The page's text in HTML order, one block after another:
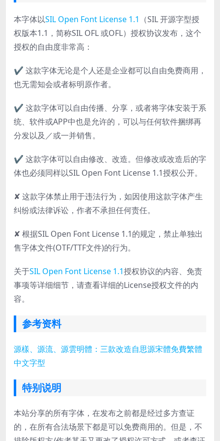
本字体以SIL Open Font License 1.1 （SIL 开源字型授
权版本1.1，简称SIL OFL 或OFL）授权协议发布，这个
授权的自由度非常高：
✔ 这款字体无论是个人还是企业都可以自由免费商用，
也无需知会或者标明原作者。
✔ 这款字体可以自由传播、分享，或者将字体安装于系
统、软件或APP中也是允许的，可以与任何软件捆绑再
分发以及／或一并销售。
✔ 这款字体可以自由修改、改造。但修改或改造后的字
体也必须同样以SIL Open Font License 1.1授权公开。
✘ 这款字体禁止用于违法行为，如因使用这款字体产生
纠纷或法律诉讼，作者不承担任何责任。
✘ 根据SIL Open Font License 1.1的规定，禁止单独出
售字体文件(OTF/TTF文件)的行为。
关于SIL Open Font License 1.1授权协议的内容、免责
事项等详细细节，请查看详细的License授权文件的内
容。
参考资料
源樣、源流、源雲明體：三款改造自思源宋體免費繁體
中文字型
特别说明
本站分享的所有字体，在发布之前都是经过多方查证
的，在所有合法场景下都是可以免费商用的。但是，不